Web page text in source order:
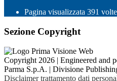
Pagina visualizzata 391 volte
Sezione Copyright
Copyright 2026 | Engineered and
Parma S.p.A. | Divisione
Disclaimer trattamento dati